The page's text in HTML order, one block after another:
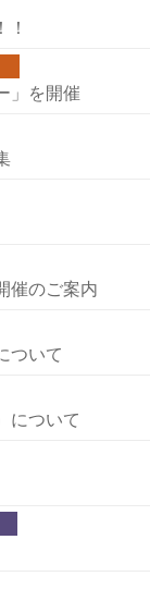
」を開催
催のご案内
ついて
について